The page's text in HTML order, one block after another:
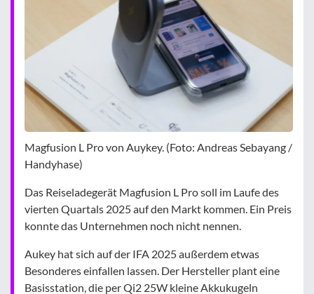
Magfusion L Pro von Auykey. (Foto: Andreas Sebayang /
Handyhase)
Das Reiseladegerät Magfusion L Pro soll im Laufe des
vierten Quartals 2025 auf den Markt kommen. Ein Preis
konnte das Unternehmen noch nicht nennen.
Aukey hat sich auf der IFA 2025 außerdem etwas
Besonderes einfallen lassen. Der Hersteller plant eine
Basisstation, die per Qi2 25W kleine Akkukugeln